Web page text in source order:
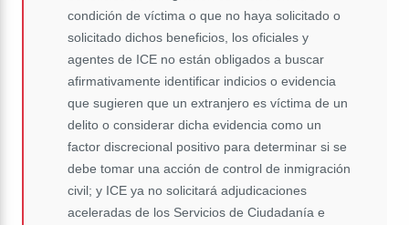
condición de víctima o que no haya solicitado o
solicitado dichos beneficios, los oficiales y
agentes de ICE no están obligados a buscar
afirmativamente identificar indicios o evidencia
que sugieren que un extranjero es víctima de un
delito o considerar dicha evidencia como un
factor discrecional positivo para determinar si se
debe tomar una acción de control de inmigración
civil; y ICE ya no solicitará adjudicaciones
aceleradas de los Servicios de Ciudadanía e